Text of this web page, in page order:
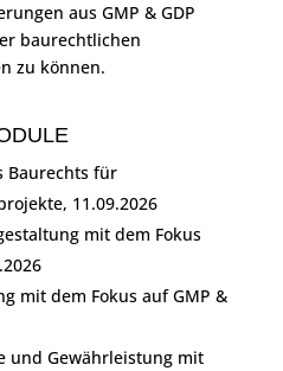
aus GMP & GDP
baurechtlichen
zu können.
Baurechts für
11.09.2026
mit dem Fokus
mit dem Fokus auf GMP &
und Gewährleistung mit